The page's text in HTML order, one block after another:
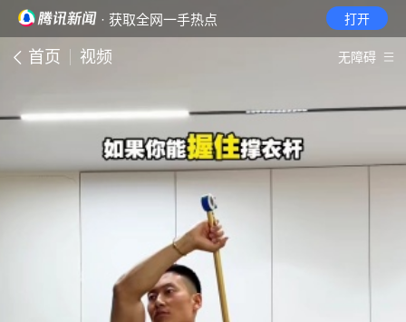
· 获取全网一手热点 打开
首页 视频 无障碍